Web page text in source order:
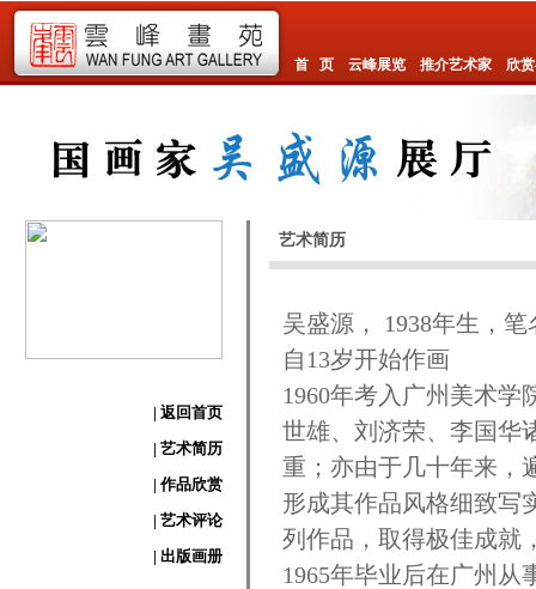
首 页 云峰展览 推介艺术家 欣
| 返回首页
| 艺术简历
| 作品欣赏
| 艺术评论
| 出版画册
艺术简历
吴盛源， 1938年生，笔
自13岁开始作画
1960年考入广州美术
世雄、刘济荣、李国华
重；亦由于几十年来，
形成其作品风格细致写
列作品，取得极佳成就
1965年毕业后在广州